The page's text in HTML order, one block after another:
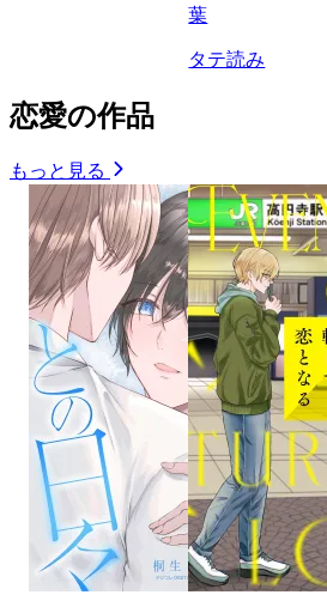
葉
タテ読み
恋愛の作品
もっと見る